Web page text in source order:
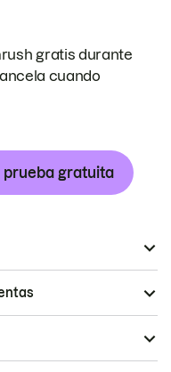
gratis durante
cuando
prueba gratuita